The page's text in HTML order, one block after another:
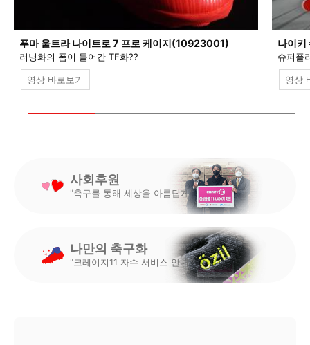
푸마 울트라 나이트로 7 프로 케이지(10923001)
러닝화의 폼이 들어간 TF화??
영상 바로보기
나이
슈퍼플
영상
사회후원
"축구를 통해 세상을 아름답게"
나만의 축구화
"크레이지11 자수 서비스 안내"